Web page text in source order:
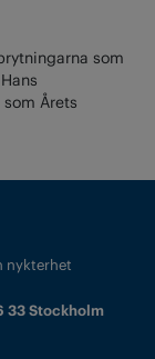
som
Årets
nykterhet
33 Stockholm